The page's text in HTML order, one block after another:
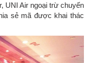
UNI Air ngoại trừ chuyến
sẻ mã được khai thác